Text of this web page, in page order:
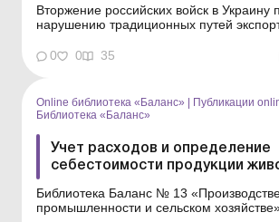
Вторжение российских войск в Украину
нарушению традиционных путей
авиационного транспорта. По результатам
переговоров Госпотребслужбы с
произошли определе...
0 0 35
Online библиотека «Баланс»
Публикации
Библиотека «Баланс»
Учет расходов и определение
себестоимости продукции
Библиотека Баланс № 13
промышленности и сельском